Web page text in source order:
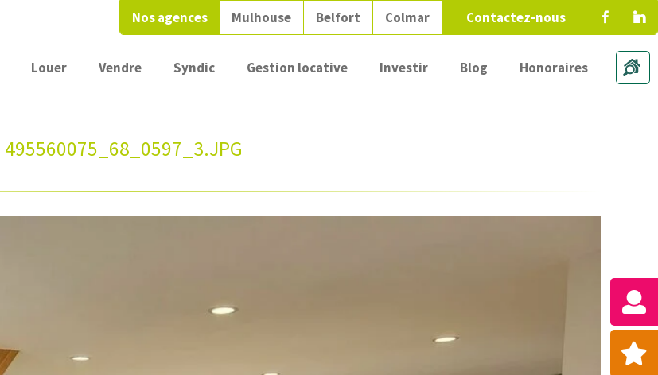
Louer Vendre Syndic Gestion locative Investir Blog Honoraires
Nos agences Mulhouse Belfort Colmar Contactez-nous
495560075_68_0597_3.JPG